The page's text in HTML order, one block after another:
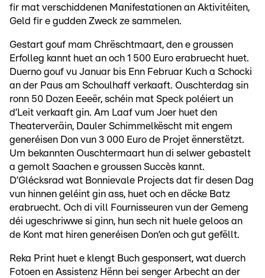
fir mat verschiddenen Manifestationen an Aktivitéiten,
Geld fir e gudden Zweck ze sammelen.
Gestart gouf mam Chrëschtmaart, den e groussen
Erfolleg kannt huet an och 1 500 Euro erabruecht huet.
Duerno gouf vu Januar bis Enn Februar Kuch a Schocki
an der Paus am Schoulhaff verkaaft. Ouschterdag sin
ronn 50 Dozen Eeeër, schéin mat Speck poléiert un
d’Leit verkaaft gin. Am Laaf vum Joer huet den
Theaterveräin, Dauler Schimmelkëscht mit engem
generéisen Don vun 3 000 Euro de Projet ënnerstëtzt.
Um bekannten Ouschtermaart hun di selwer gebastelt
a gemolt Saachen e groussen Succès kannt.
D’Glécksrad wat Bonnievale Projects dat fir desen Dag
vun hinnen geléint gin ass, huet och en dëcke Batz
erabruecht. Och di vill Fournisseuren vun der Gemeng
déi ugeschriwwe si ginn, hun sech nit huele geloos an
de Kont mat hiren generéisen Don’en och gut gefëllt.
Reka Print huet e klengt Buch gesponsert, wat duerch
Fotoen en Assistenz Hënn bei senger Arbecht an der